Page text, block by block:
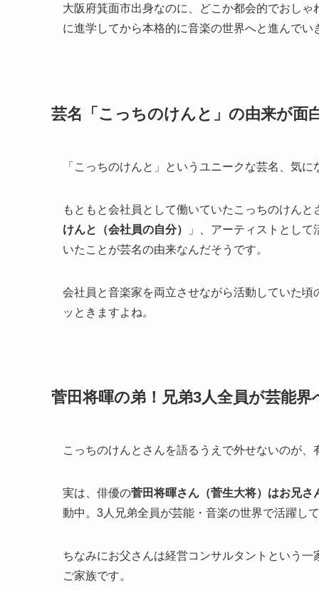
大阪府箕面市出身なのに、どこか都会的でおし
に進学してから本格的に音楽の世界へと進んでい
芸名「こっちのけんと」の由来が面
「こっちのけんと」というユニークな芸名、気
もともと会社員として働いていたこっちのけん
けんと（会社員の自分）
」、アーティストとし
いたことが芸名の由来なんだそうです。
会社員と音楽家を両立させながら活動していた
ッときますよね。
菅田将暉の弟！兄弟3人全員が芸能界
こっちのけんとさんを語るうえで外せないのが、
実は、俳優の菅田将暉さん（菅生大将）はお兄さ
動中。3人兄弟全員が芸能・音楽の世界で活躍し
ちなみにお父さんは経営コンサルタントという
ご家族です。